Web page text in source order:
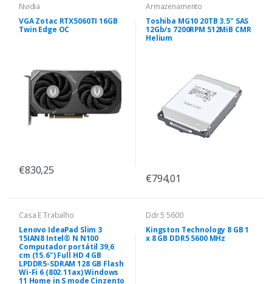
Nvidia
VGA Zotac RTX5060TI 16GB
Twin Edge OC
€830,25
Armazenamento
Toshiba MG10 20TB 3.5" SAS
12Gb/s 7200RPM 512MiB CMR
Helium
€794,01
Casa E Trabalho
Lenovo IdeaPad Slim 3
15IAN8 Intel® N N100
Computador portátil 39,6
cm (15.6") Full HD 4 GB
LPDDR5-SDRAM 128 GB Flash
Wi-Fi 6 (802.11ax) Windows
11 Home in S mode Cinzento
Ddr 5 5600
Kingston Technology 8 GB 1
x 8 GB DDR5 5600 MHz